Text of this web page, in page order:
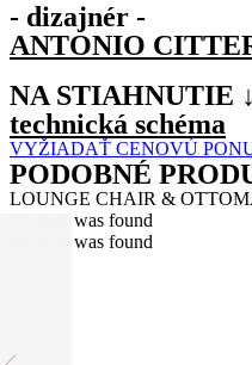
- dizajnér -
ANTONIO
NA STIAHNUTIE ↓
technická schéma
VYŽIADAŤ CENOVÚ
PODOBNÉ
LOUNGE CHAIR &
No data was found
No data was found